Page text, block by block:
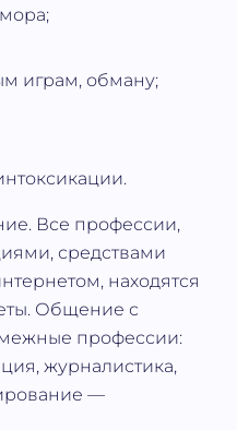
играм, обману;
Все профессии,
средствами
находятся
Общение с
профессии:
журналистика,
—